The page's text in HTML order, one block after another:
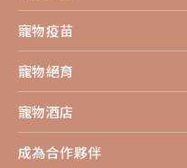
寵物疫苗
寵物絕育
寵物酒店
成為合作夥伴